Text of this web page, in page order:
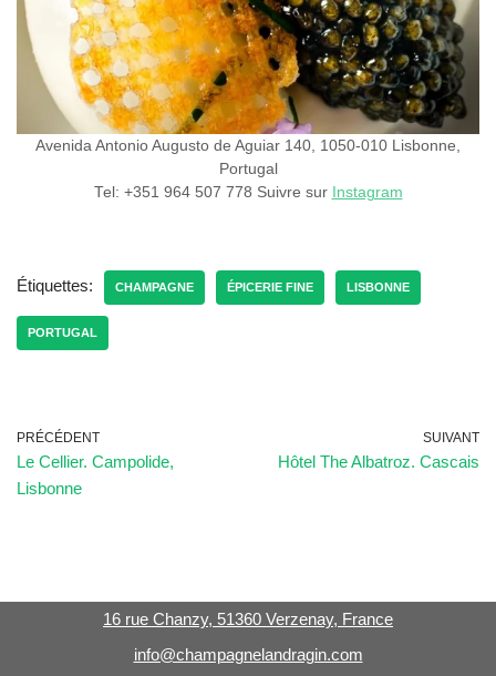
Avenida Antonio Augusto de Aguiar 140, 1050-010 Lisbonne,
Portugal
Tel: +351 964 507 778 Suivre sur Instagram
Étiquettes: CHAMPAGNE ÉPICERIE FINE LISBONNE
PORTUGAL
PRÉCÉDENT
Le Cellier. Campolide,
Lisbonne
SUIVANT
Hôtel The Albatroz. Cascais
16 rue Chanzy, 51360 Verzenay, France
info@champagnelandragin.com